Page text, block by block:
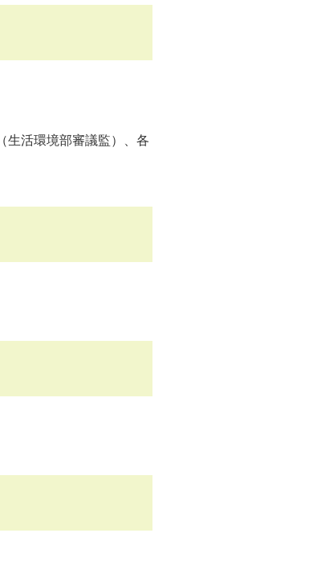
活環境部審議監）、各